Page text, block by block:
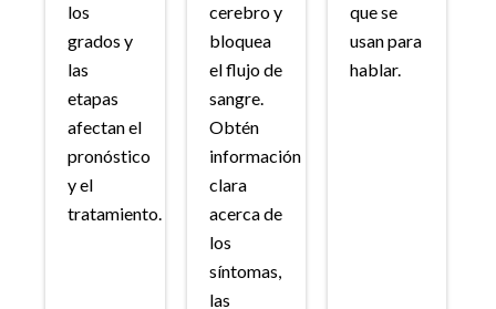
los
grados y
las
etapas
afectan el
pronóstico
y el
tratamiento.
cerebro y
bloquea
el flujo de
sangre.
Obtén
información
clara
acerca de
los
síntomas,
las
que se
usan para
hablar.